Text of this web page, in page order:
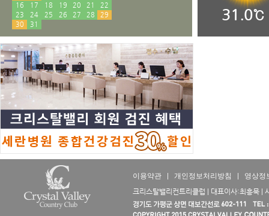
16
17 18 19 20 21
22
23
24 25 26 27 28
29
30
31
31.0℃
이용약관 개인정보처리방침
영상정
크리스탈밸리컨트리클럽 | 대표이사:최흥묵